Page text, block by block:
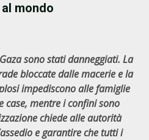
mondo
sono stati danneggiati. La
bloccate dalle macerie e la
impediscono alle famiglie
case, mentre i confini sono
chiede alle autorità
e garantire che tutti i